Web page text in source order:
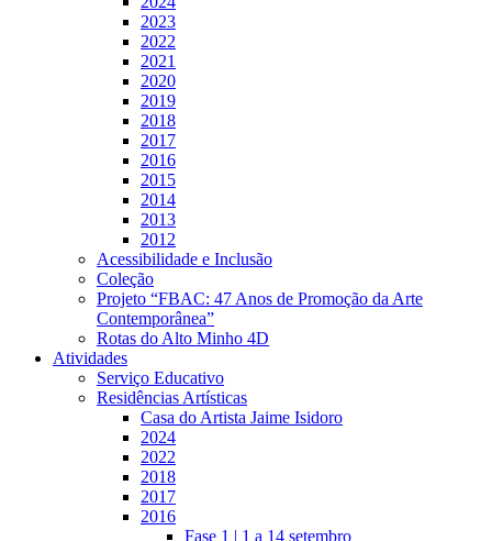
2023
2022
2021
2020
2019
2018
2017
2016
2015
2014
2013
2012
Acessibilidade e Inclusão
Coleção
Projeto “FBAC: 47 Anos de Promoção da Arte
Contemporânea”
Rotas do Alto Minho 4D
Atividades
Serviço Educativo
Residências Artísticas
Casa do Artista Jaime Isidoro
2024
2022
2018
2017
2016
Fase 1 | 1 a 14 setembro